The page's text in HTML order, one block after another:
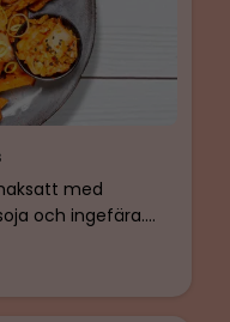
med
och ingefära.
BIMs egen